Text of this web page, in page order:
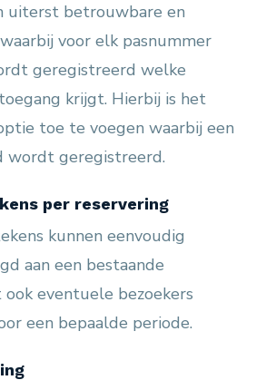
uiterst betrouwbare en
voor elk pasnummer
geregistreerd welke
krijgt. Hierbij is het
toe te voegen waarbij een
wordt geregistreerd.
per reservering
kunnen eenvoudig
aan een bestaande
eventuele bezoekers
een bepaalde periode.